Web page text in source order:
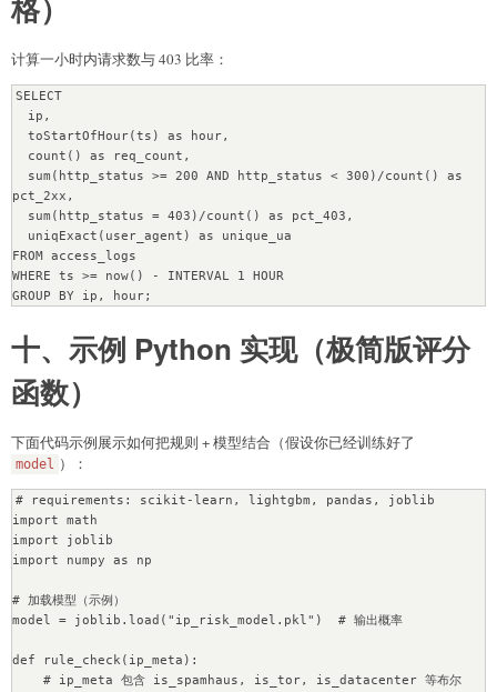
格）
计算一小时内请求数与 403 比率：
SELECT
pct_2xx,
FROM access_logs
WHERE ts >= now() - INTERVAL 1 HOUR
十、示例 Python 实现（极简版评分
函数）
下面代码示例展示如何把规则 + 模型结合（假设你已经训练好了
model ）：
# requirements: scikit-learn, lightgbm, pandas, joblib
import math
import joblib
import numpy as np
# 加载模型（示例）
model = joblib.load("ip_risk_model.pkl")  # 输出概率
def rule_check(ip_meta):